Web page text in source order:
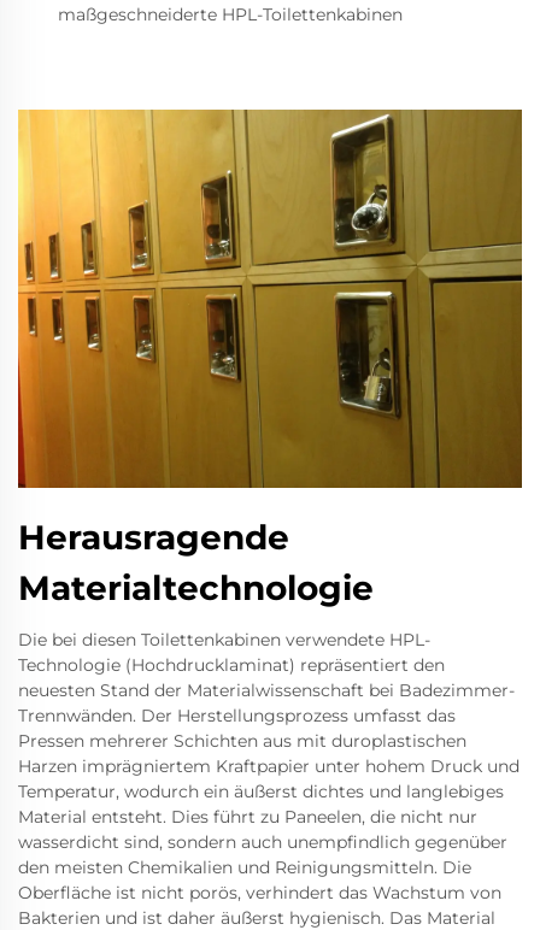
maßgeschneiderte HPL-Toilettenkabinen
Herausragende
Materialtechnologie
Die bei diesen Toilettenkabinen verwendete HPL-
Technologie (Hochdrucklaminat) repräsentiert den
neuesten Stand der Materialwissenschaft bei Badezimmer-
Trennwänden. Der Herstellungsprozess umfasst das
Pressen mehrerer Schichten aus mit duroplastischen
Harzen imprägniertem Kraftpapier unter hohem Druck und
Temperatur, wodurch ein äußerst dichtes und langlebiges
Material entsteht. Dies führt zu Paneelen, die nicht nur
wasserdicht sind, sondern auch unempfindlich gegenüber
den meisten Chemikalien und Reinigungsmitteln. Die
Oberfläche ist nicht porös, verhindert das Wachstum von
Bakterien und ist daher äußerst hygienisch. Das Material